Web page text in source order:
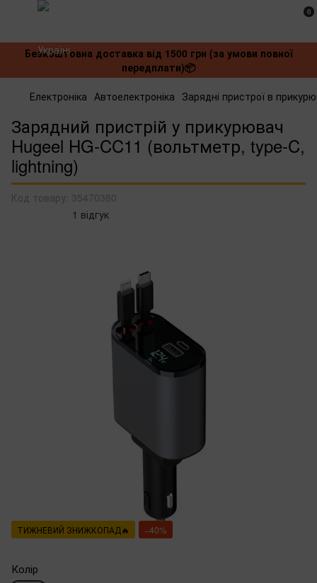
0
Безкоштовна доставка від 1500 грн (за умови повної
передплати)📦
Електроніка Автоелектроніка Зарядні пристрої в
Зарядний пристрій у прикурювач
Hugeel HG-CC11 (вольтметр, type-C,
lightning)
Код товару: 35470380
1 відгук
ТИЖНЕВИЙ ЗНИЖКОПАД🔥 −40%
Колір